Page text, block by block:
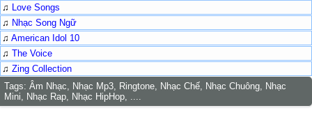
♫ Love Songs
♫ Nhạc Song Ngữ
♫ American Idol 10
♫ The Voice
♫ Zing Collection
Tags: Âm Nhạc, Nhạc Mp3, Ringtone, Nhạc Chế, Nhạc Chuông, Nhạc
Mini, Nhạc Rap, Nhạc HipHop, ....